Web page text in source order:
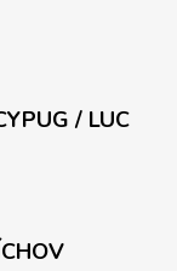
/ LUC